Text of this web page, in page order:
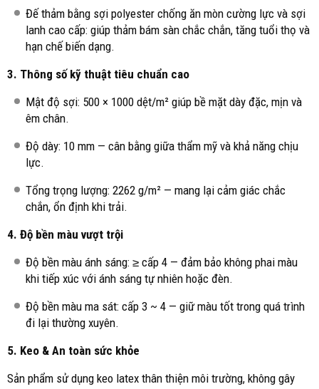
Đế thảm bằng sợi polyester chống ăn mòn cường lực và sợi
lanh cao cấp: giúp thảm bám sàn chắc chắn, tăng tuổi thọ và
hạn chế biến dạng.
3. Thông số kỹ thuật tiêu chuẩn cao
Mật độ sợi: 500 × 1000 dệt/m² giúp bề mặt dày đặc, mịn và
êm chân.
Độ dày: 10 mm — cân bằng giữa thẩm mỹ và khả năng chịu
lực.
Tổng trọng lượng: 2262 g/m² — mang lại cảm giác chắc
chắn, ổn định khi trải.
4. Độ bền màu vượt trội
Độ bền màu ánh sáng: ≥ cấp 4 — đảm bảo không phai màu
khi tiếp xúc với ánh sáng tự nhiên hoặc đèn.
Độ bền màu ma sát: cấp 3 ~ 4 — giữ màu tốt trong quá trình
đi lại thường xuyên.
5. Keo & An toàn sức khỏe
Sản phẩm sử dụng keo latex thân thiện môi trường, không gây